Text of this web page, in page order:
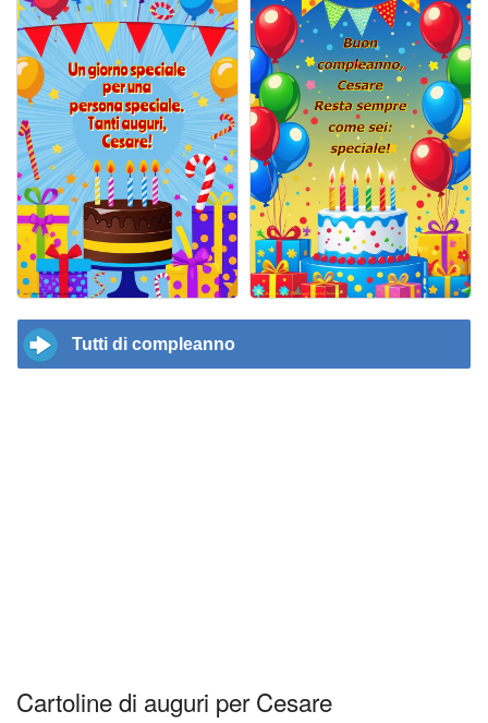
Tutti di compleanno
Cartoline di auguri per Cesare